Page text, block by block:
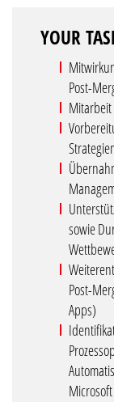
YOUR
Post-
sowie
Post-
Apps)